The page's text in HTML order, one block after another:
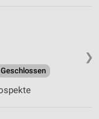
❯
Geschlossen